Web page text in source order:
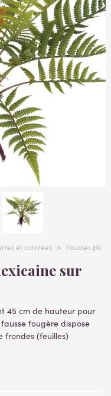
et colorées > Fausses
45 cm de hauteur pour
fougère dispose
frondes (feuilles)
naturelles. Cette